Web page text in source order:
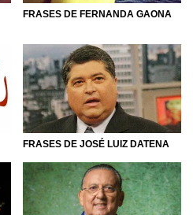
FRASES DE FERNANDA GAONA
FRASES DE JOSÉ LUIZ DATENA